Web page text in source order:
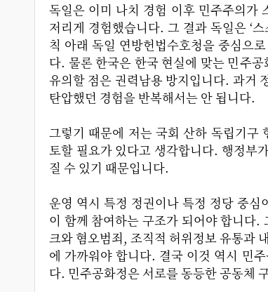
독일은 이미 나치 경험 이후 민주주의가
저리게 경험했습니다. 그 결과 독일은 ‘
칙 아래 독일 연방헌법수호청을 중심으
다. 물론 한국은 한국 현실에 맞는 민주
유의할 점은 권력남용 방지입니다. 과거
탄압했던 경험을 반복해서는 안 됩니다.
그렇기 때문에 저는 국회 산하 독립기구
토할 필요가 있다고 생각합니다. 행정부
질 수 있기 때문입니다.
운영 역시 특정 정권이나 특정 정당 중
이 함께 참여하는 구조가 되어야 합니다.
크와 혐오범죄, 조직적 허위정보 유통과
에 가까워야 합니다. 결국 이것 역시 민
다. 민주공화정은 서로를 동등한 공동체